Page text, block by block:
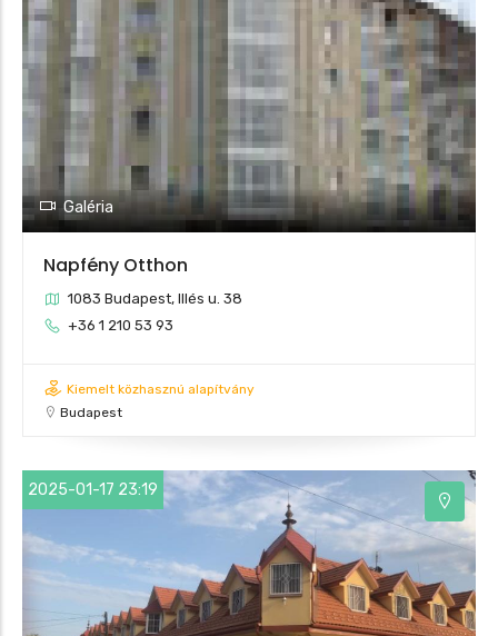
Galéria
Napfény Otthon
1083 Budapest, Illés u. 38
+36 1 210 53 93
Kiemelt közhasznú alapítvány
Budapest
2025-01-17 23:19